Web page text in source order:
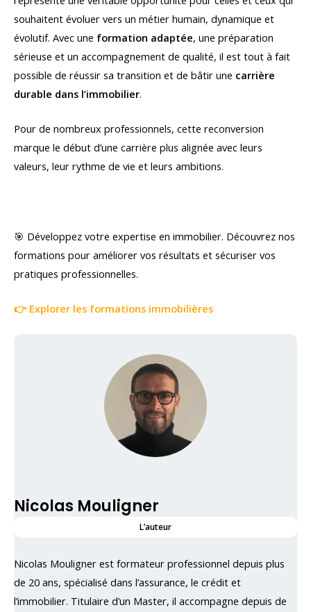
souhaitent évoluer vers un métier humain, dynamique et
évolutif. Avec une formation adaptée, une préparation
sérieuse et un accompagnement de qualité, il est tout à fait
possible de réussir sa transition et de bâtir une carrière
durable dans l’immobilier.
Pour de nombreux professionnels, cette reconversion
marque le début d’une carrière plus alignée avec leurs
valeurs, leur rythme de vie et leurs ambitions.
🎯 Développez votre expertise en immobilier. Découvrez nos
formations pour améliorer vos résultats et sécuriser vos
pratiques professionnelles.
👉 Explorer les formations immobilières
Nicolas Mouligner
L’auteur
Nicolas Mouligner est formateur professionnel depuis plus
de 20 ans, spécialisé dans l’assurance, le crédit et
l’immobilier. Titulaire d’un Master, il accompagne depuis de